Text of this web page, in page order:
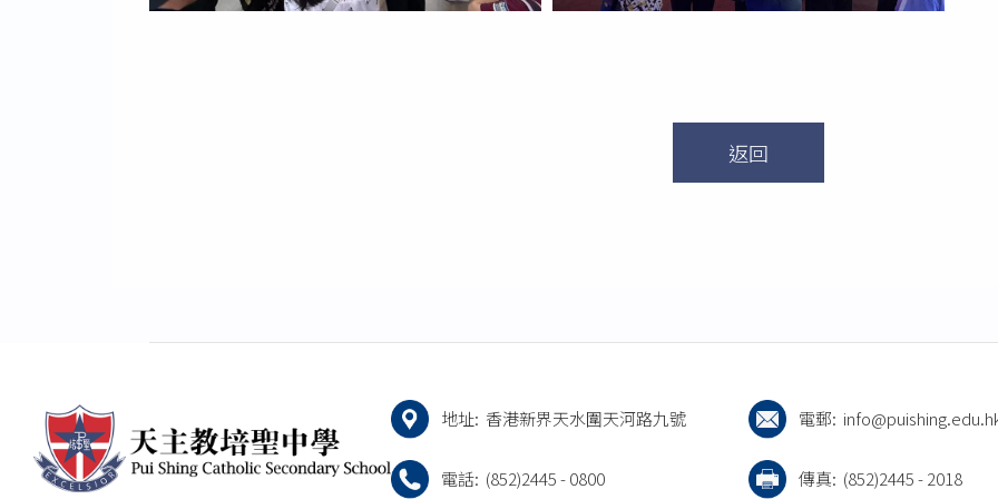
返回
地址: 香港新界天水圍天河路九號 電郵:
電話: (852)2445 - 0800 傳真: (852)2445 - 2018